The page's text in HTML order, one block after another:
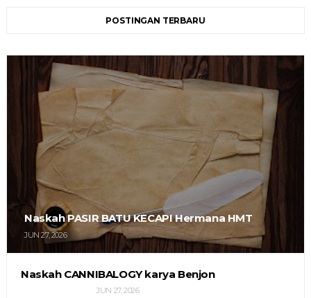
POSTINGAN TERBARU
Naskah PASIR BATU KECAPI Hermana HMT
JUN 27, 2026
Naskah CANNIBALOGY karya Benjon
JUN 27, 2026